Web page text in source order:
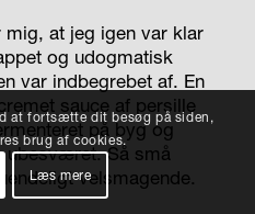
at jeg igen var klar
og udogmatisk
var indbegrebet af. En
sauce af persille
på byg og
ubesværet. Så små
velsmagende.
at fortsætte dit besøg på siden,
brug af cookies.
Læs mere